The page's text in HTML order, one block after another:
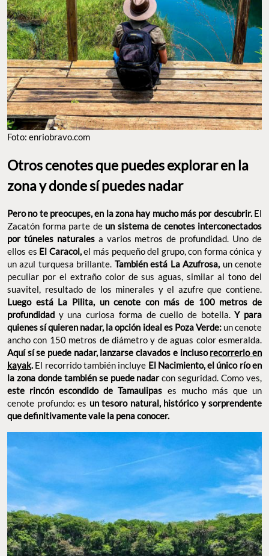
Foto: enriobravo.com
Otros cenotes que puedes explorar en la
zona y donde sí puedes nadar
Pero no te preocupes, en la zona hay mucho más por descubrir.El
Zacatón forma parte de un sistema de cenotes interconectados
por túneles naturalesa varios metros de profundidad. Uno de
ellos es El Caracol,el más pequeño del grupo, con forma cónica y
un azul turquesa brillante. También está La Azufrosa, un cenote
peculiar por el extraño color de sus aguas, similar al tono del
suavitel, resultado de los minerales y el azufre que contiene.
Luego está La Pilita, un cenote con más de 100 metros de
profundidad y una curiosa forma de cuello de botella.Y para
quienes sí quieren nadar, la opción ideal es Poza Verde: un cenote
ancho con 150 metros de diámetro y de aguas color esmeralda.
Aquí sí se puede nadar, lanzarse clavados e inclusorecorrerlo en
kayak. El recorrido también incluye El Nacimiento, el único río en
la zona donde también se puede nadarcon seguridad. Como ves,
este rincón escondido de Tamaulipas es mucho más que un
cenote profundo: es un tesoro natural, histórico y sorprendente
que definitivamente vale la pena conocer.